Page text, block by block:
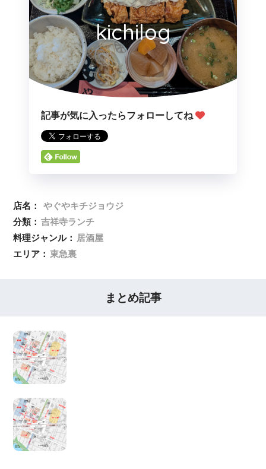
kichilog
記事が気に入ったらフォローしてね
店名：
やぐやキチジョウジ
分類： 吉祥寺ランチ
料理ジャンル： 居酒屋
エリア： 東急裏
まとめ記事